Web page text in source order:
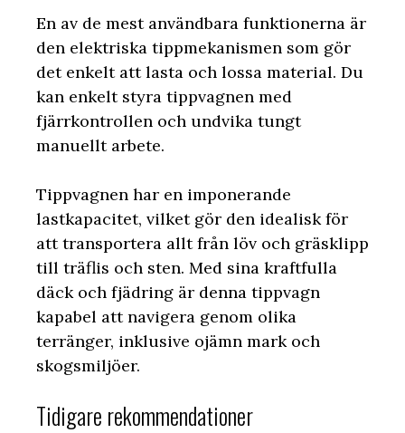
En av de mest användbara funktionerna är
den elektriska tippmekanismen som gör
det enkelt att lasta och lossa material. Du
kan enkelt styra tippvagnen med
fjärrkontrollen och undvika tungt
manuellt arbete.
Tippvagnen har en imponerande
lastkapacitet, vilket gör den idealisk för
att transportera allt från löv och gräsklipp
till träflis och sten. Med sina kraftfulla
däck och fjädring är denna tippvagn
kapabel att navigera genom olika
terränger, inklusive ojämn mark och
skogsmiljöer.
Tidigare rekommendationer